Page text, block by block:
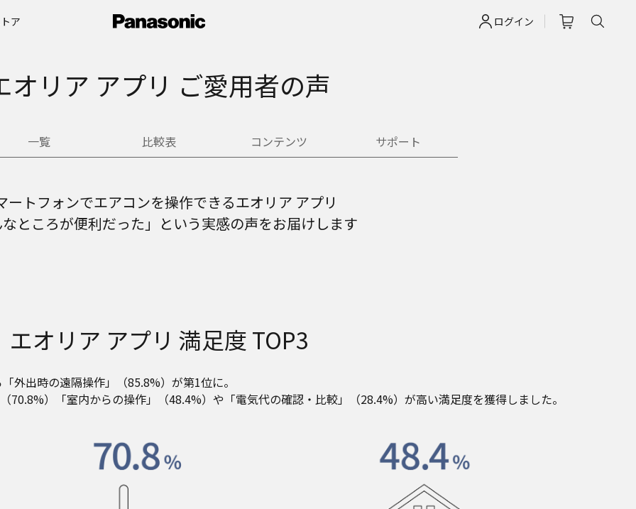
ログイン
ア
オリア アプリ ご愛用者の声
一覧 比較表 コンテンツ サポート
ートフォンでエアコンを操作できるエオリア アプリ
なところが便利だった」という実感の声をお届けします
エオリア アプリ 満足度 TOP3
外出時の遠隔操作」（85.8%）が第1位に。
）「室内からの操作」（48.4%）や「電気代の確認・比較」（28.4%）が高い満足度を獲得しました。